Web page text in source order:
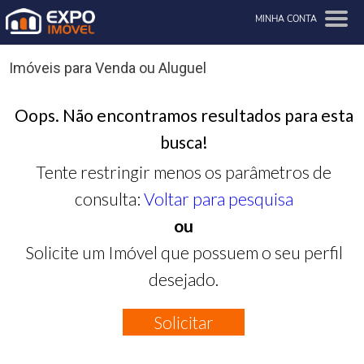
MINHA CONTA
Imóveis para Venda ou Aluguel
Oops. Não encontramos resultados para esta
busca!
Tente restringir menos os parâmetros de
consulta: Voltar para pesquisa
ou
Solicite um Imóvel que possuem o seu perfil
desejado.
Solicitar